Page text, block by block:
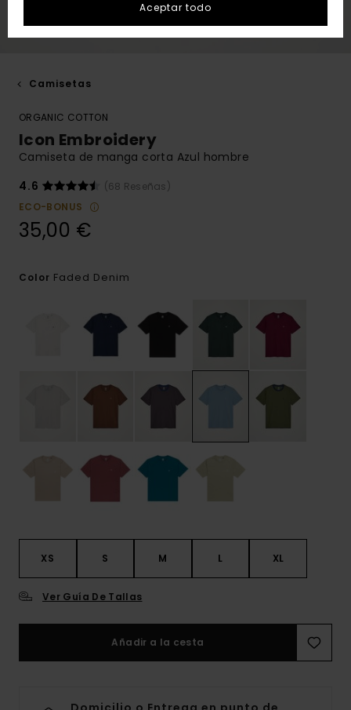
Camisetas
ORGANIC COTTON
Icon Embroidery
Camiseta de manga corta Azul hombre
4.6
(68 Reseñas)
ECO-BONUS
35,00 €
Color Faded Denim
XS S M L XL
Ver Guía De Tallas
Añadir a la cesta
Aceptar todo